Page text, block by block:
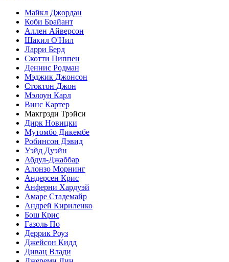
Майкл Джордан
Коби Брайант
Аллен Айверсон
Шакил О'Нил
Ларри Берд
Скотти Пиппен
Деннис Родман
Мэджик Джонсон
Стоктон Джон
Мэлоун Карл
Винс Картер
Макгрэди Трэйси
Дирк Новицки
Мутомбо Дикембе
Робинсон Дэвид
Уэйд Дуэйн
Абдул-Джаббар
Алонзо Морнинг
Андерсен Крис
Анферни Xардуэй
Амаре Стадемайр
Андрей Кириленко
Бош Крис
Газоль По
Деррик Роуз
Джейсон Кидд
Дивац Влади